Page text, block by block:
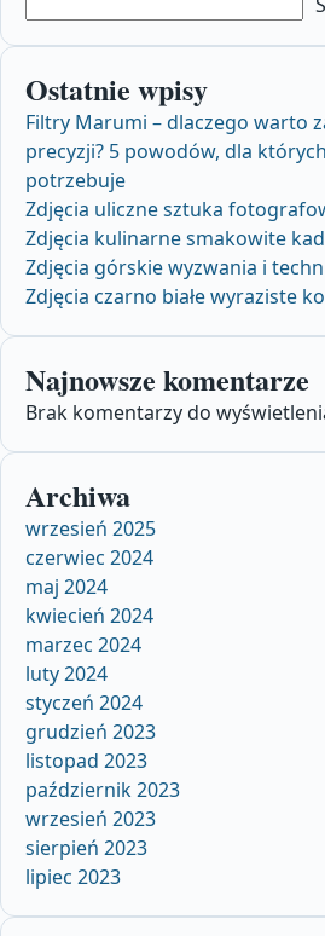
Ostatnie wpisy
Filtry Marumi – dlaczego warto
precyzji? 5 powodów, dla
potrzebuje
Zdjęcia uliczne sztuka
Zdjęcia kulinarne smakowite
Zdjęcia górskie wyzwania i
Zdjęcia czarno białe wyraziste
Najnowsze komentarze
Brak komentarzy do
Archiwa
wrzesień 2025
czerwiec 2024
maj 2024
kwiecień 2024
marzec 2024
luty 2024
styczeń 2024
grudzień 2023
listopad 2023
październik 2023
wrzesień 2023
sierpień 2023
lipiec 2023